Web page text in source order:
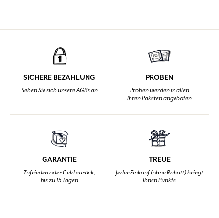
SICHERE BEZAHLUNG
Sehen Sie sich unsere AGBs an
PROBEN
Proben werden in allen
Ihren Paketen angeboten
GARANTIE
Zufrieden oder Geld zurück,
bis zu 15 Tagen
TREUE
Jeder Einkauf (ohne Rabatt) bringt
Ihnen Punkte